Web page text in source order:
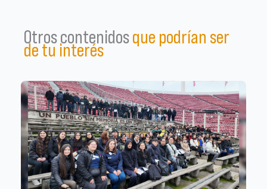
Otros contenidosque podrían ser
de tu interés